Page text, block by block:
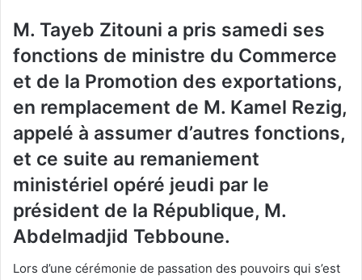
M. Tayeb Zitouni a pris samedi ses
fonctions de ministre du Commerce
et de la Promotion des exportations,
en remplacement de M. Kamel Rezig,
appelé à assumer d’autres fonctions,
et ce suite au remaniement
ministériel opéré jeudi par le
président de la République, M.
Abdelmadjid Tebboune.
Lors d’une cérémonie de passation des pouvoirs qui s’est